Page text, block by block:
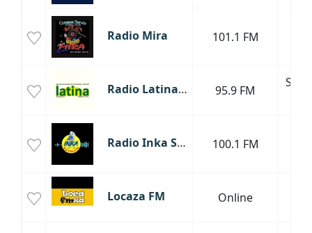
Radio Mira 101.1 FM
Radio Latina 95.9 FM 95.9 FM
San
Radio Inka Satélite Huicungo 100.1 FM
Locaza FM Online